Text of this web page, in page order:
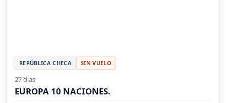
REPÚBLICA CHECA SIN VUELO
27 días
EUROPA 10 NACIONES.